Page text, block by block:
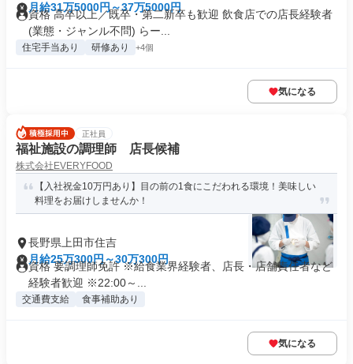
月給31万5000円～37万5000円
資格 高卒以上／既卒・第二新卒も歓迎 飲食店での店長経験者
(業態・ジャンル不問) らー...
住宅手当あり 研修あり +4個
気になる
正社員
福祉施設の調理師 店長候補
株式会社EVERYFOOD
【入社祝金10万円あり】目の前の1食にこだわれる環境！美味しい
料理をお届けしませんか！
長野県上田市住吉
月給25万300円～30万300円
資格 要調理師免許 ※給食業界経験者、店長・店舗責任者など
経験者歓迎 ※22:00～...
交通費支給 食事補助あり
気になる